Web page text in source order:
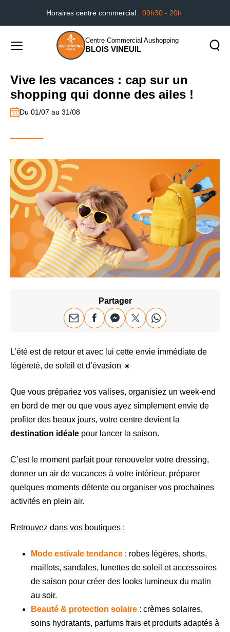
Horaires centre commercial : 09h30 - 20h
Menu
principal
Centre Commercial Aushopping
BLOIS VINEUIL
sur
le
site
...
Vive les vacances : cap sur un shopping
qui donne des ailes !
Vive les vacances : cap sur un
shopping qui donne des ailes !
Du 01/07 au 31/08
Partager
L’été est de retour et avec lui cette envie immédiate de
légèreté, de soleil et d’évasion ☀️
Que vous prépariez vos valises, organisiez un week-end
en bord de mer ou que vous ayez simplement envie de
profiter des beaux jours, votre centre devient la
destination idéale pour lancer la saison.
C’est le moment parfait pour renouveler votre dressing,
donner un air de vacances à votre intérieur, préparer
quelques moments détente ou organiser vos prochaines
activités en plein air.
Retrouvez dans vos boutiques :
Mode estivale tendance : robes légères, shorts,
maillots, sandales, lunettes de soleil et accessoires
de saison pour créer des looks lumineux du matin
au soir.
Beauté & protection solaire : crèmes solaires,
soins hydratants, parfums frais et produits adaptés à